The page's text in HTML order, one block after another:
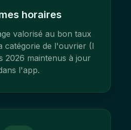
horaires
valorisé au bon taux
catégorie de l'ouvrier (I
2026 maintenus à jour
l'app.